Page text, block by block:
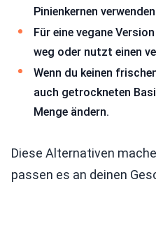
Pinienkernen
Für eine vegane
weg oder nutzt einen
Wenn du keinen
auch getrockneten
Menge ändern.
Diese Alternativen
passen es an deinen